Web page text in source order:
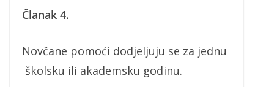
Članak 4.
Novčane pomoći dodjeljuju se za jednu
školsku ili akademsku godinu.